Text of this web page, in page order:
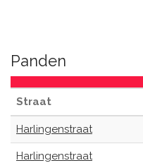
Panden
Straat
Harlingenstraat
Harlingenstraat